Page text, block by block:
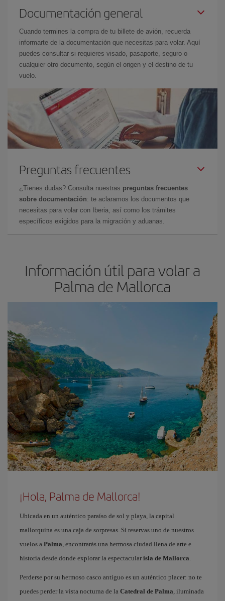
Documentación general
Cuando termines la compra de tu billete de avión, recuerda
informarte de la documentación que necesitas para volar. Aquí
puedes consultar si requieres visado, pasaporte, seguro o
cualquier otro documento, según el origen y el destino de tu
vuelo.
Preguntas frecuentes
¿Tienes dudas? Consulta nuestras preguntas frecuentes
sobre documentación: te aclaramos los documentos que
necesitas para volar con Iberia, así como los trámites
específicos exigidos para la migración y aduanas.
Información útil para volar a
Palma de Mallorca
¡Hola, Palma de Mallorca!
Ubicada en un auténtico paraíso de sol y playa, la capital
mallorquina es una caja de sorpresas. Si reservas uno de nuestros
vuelos a Palma, encontrarás una hermosa ciudad llena de arte e
historia desde donde explorar la espectacular isla de Mallorca.
Perderse por su hermoso casco antiguo es un auténtico placer: no te
puedes perder la vista nocturna de la Catedral de Palma, iluminada